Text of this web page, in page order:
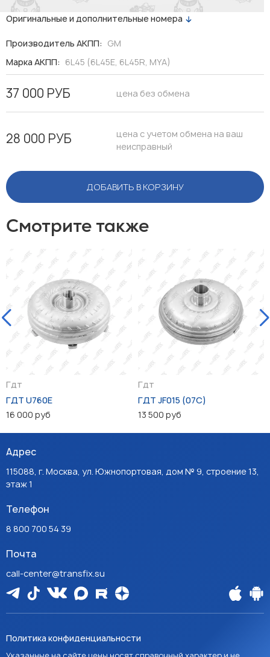
Оригинальные и дополнительные номера
Производитель АКПП: GM
Марка АКПП: 6L45 (6L45E, 6L45R, MYA)
37 000 РУБ цена без обмена
28 000 РУБ
цена с учетом обмена на ваш
неисправный
ДОБАВИТЬ В КОРЗИНУ
Смотрите также
Гдт
ГДТ U760E
16 000 руб
Гдт
ГДТ JF015 (07C)
13 500 руб
Адрес
115088, г. Москва, ул. Южнопортовая, дом № 9, строение 13,
этаж 1
Телефон
8 800 700 54 39
Почта
call-center@transfix.su
Политика конфиденциальности